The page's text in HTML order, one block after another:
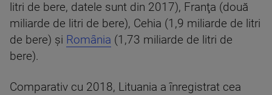
litri de bere, datele sunt din 2017), Franţa (două
miliarde de litri de bere), Cehia (1,9 miliarde de litri
de bere) şi România (1,73 miliarde de litri de
bere).
Comparativ cu 2018, Lituania a înregistrat cea